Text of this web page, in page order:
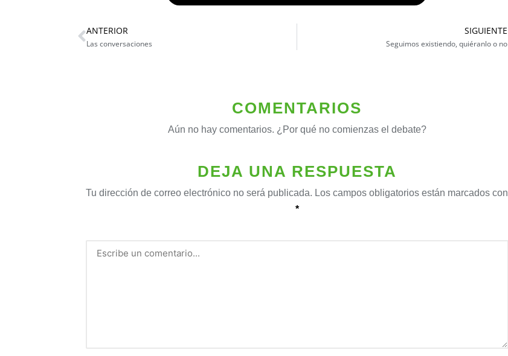
ANTERIOR
Las conversaciones
SIGUIENTE
Seguimos existiendo, quiéranlo o no
COMENTARIOS
Aún no hay comentarios. ¿Por qué no comienzas el debate?
DEJA UNA RESPUESTA
Tu dirección de correo electrónico no será publicada. Los campos obligatorios están marcados con
*